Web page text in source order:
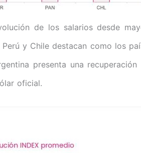
de los salarios desde
Perú y Chile destacan como los
presenta una
oficial.